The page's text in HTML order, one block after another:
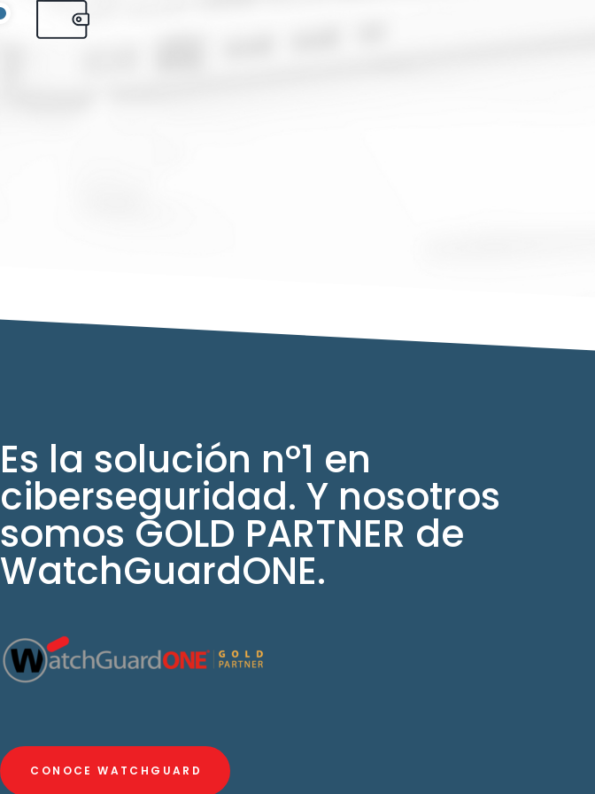
Es la solución nº1 en
ciberseguridad. Y nosotros
somos GOLD PARTNER de
WatchGuardONE.
CONOCE WATCHGUARD